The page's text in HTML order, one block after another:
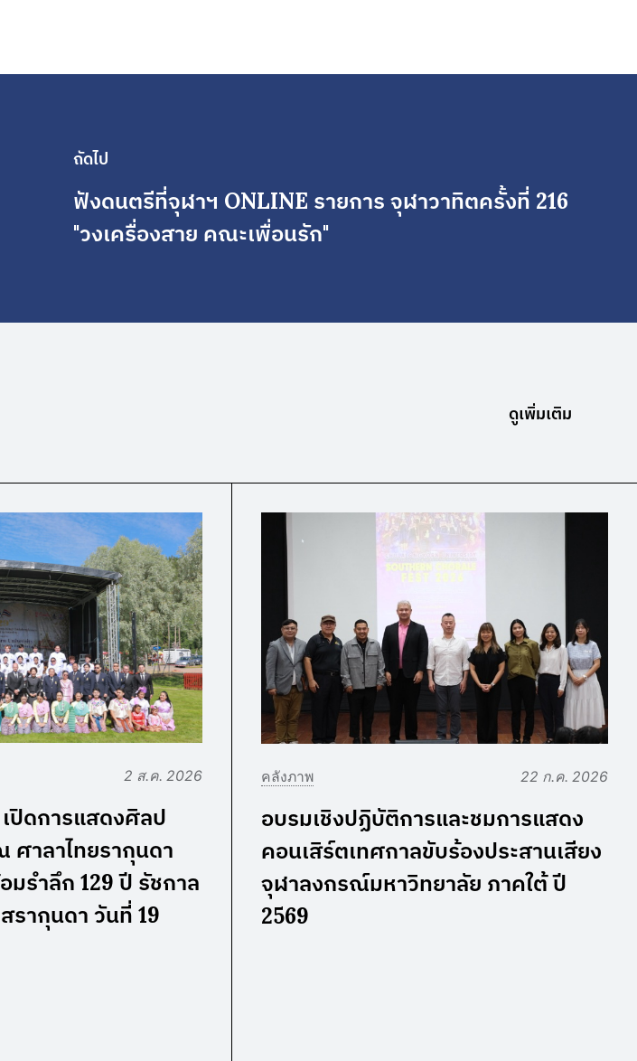
ถัดไป
ฟังดนตรีที่จุฬาฯ ONLINE รายการ จุฬาวาทิตครั้งที่ 216
"วงเครื่องสาย คณะเพื่อนรัก"
ดูเพิ่มเติม
2 ส.ค. 2026
ปิดการแสดงศิลป
าลาไทยรากุนดา
มรำลึก 129 ปี รัชกาล
รากุนดา วันที่ 19
คลังภาพ 22 ก.ค. 2026
อบรมเชิงปฏิบัติการและชมการแสดง
คอนเสิร์ตเทศกาลขับร้องประสานเสียง
จุฬาลงกรณ์มหาวิทยาลัย ภาคใต้ ปี
2569